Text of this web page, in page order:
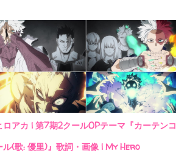
ロアカ | 第7期2クールOPテーマ『カーテンコ
ル(歌: 優里)』歌詞・画像 | My Hero